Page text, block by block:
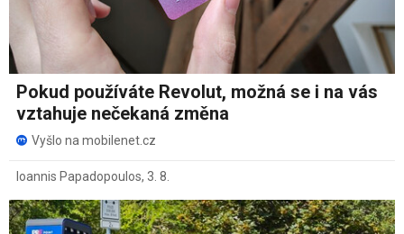
Pokud používáte Revolut, možná se i na vás
vztahuje nečekaná změna
Vyšlo na mobilenet.cz
Ioannis Papadopoulos, 3. 8.